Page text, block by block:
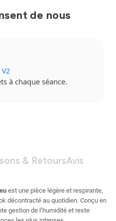
de nous
à chaque séance.
& RetoursAvis
est une pièce légère et respirante,
décontracté au quotidien. Conçu en
gestion de l’humidité et reste